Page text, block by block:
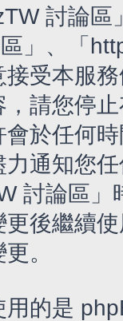
討論
區」、「
受本服
，請您停
會於任何
通知您
討論區
後繼續
。
的是